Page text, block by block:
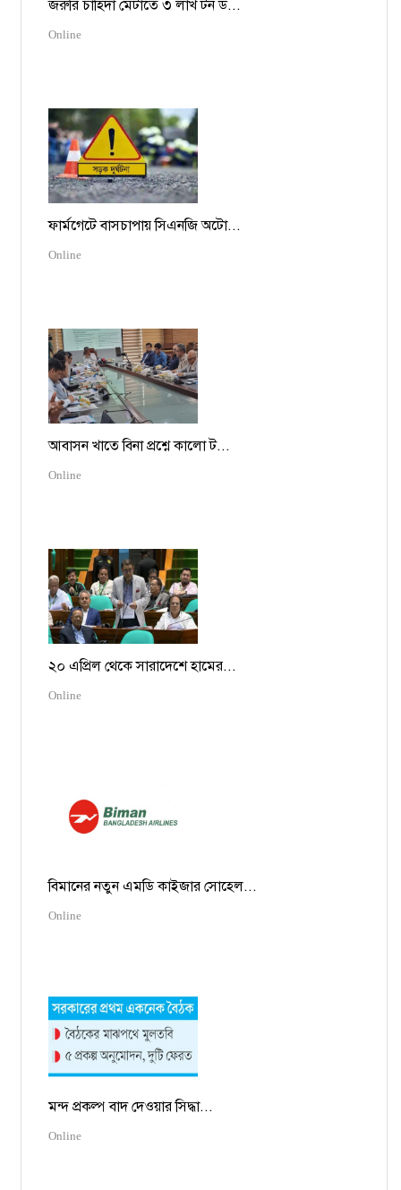
জরুরি চাহিদা মেটাতে ৩ লাখ টন ড...
Online
ফার্মগেটে বাসচাপায় সিএনজি অটো...
Online
আবাসন খাতে বিনা প্রশ্নে কালো ট...
Online
২০ এপ্রিল থেকে সারাদেশে হামের...
Online
বিমানের নতুন এমডি কাইজার সোহেল...
Online
মন্দ প্রকল্প বাদ দেওয়ার সিদ্ধা...
Online